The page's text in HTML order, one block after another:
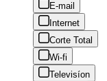
E-mail
Internet
Corte Total
Wi-fi
Televisíon